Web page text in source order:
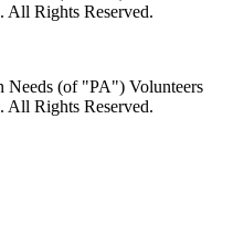
All Rights Reserved.
(of "PA") Volunteers
All Rights Reserved.